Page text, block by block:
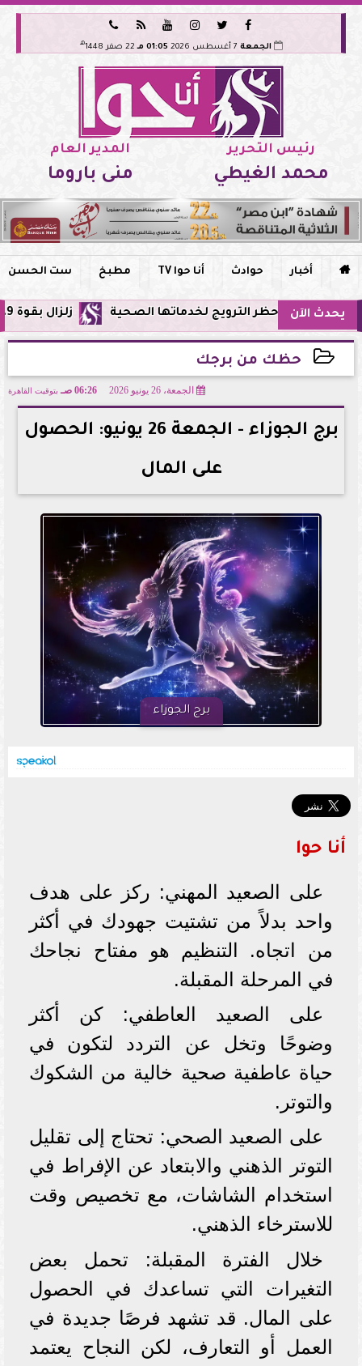






الجمعة 01:05 مـ 22 صفر 1448 هـ
رئيس التحرير
محمد الغيطي
المدير العام
منى باروما
 أخبار حوادث أنا حوا TV مطبخ ست الحسن
يحدث الآن زلزال بقوة 5.9 ريختر يشعر به سكان القاهرة وعدة محافظات.. مركزه شرق البحر المتوسط مصر وحظر الترويج لخدماتها الصحية
حظك من برجك
الجمعة، 26 يونيو 2026 06:26 صـ بتوقيت القاهرة
برج الجوزاء - الجمعة 26 يونيو: الحصول
على المال
برج الجوزاء
أنا حوا
على الصعيد المهني: ركز على هدف
واحد بدلاً من تشتيت جهودك في أكثر
من اتجاه. التنظيم هو مفتاح نجاحك
في المرحلة المقبلة.
على الصعيد العاطفي: كن أكثر
وضوحًا وتخل عن التردد لتكون في
حياة عاطفية صحية خالية من الشكوك
والتوتر.
على الصعيد الصحي: تحتاج إلى تقليل
التوتر الذهني والابتعاد عن الإفراط في
استخدام الشاشات، مع تخصيص وقت
للاسترخاء الذهني.
خلال الفترة المقبلة: تحمل بعض
التغيرات التي تساعدك في الحصول
على المال. قد تشهد فرصًا جديدة في
العمل أو التعارف، لكن النجاح يعتمد